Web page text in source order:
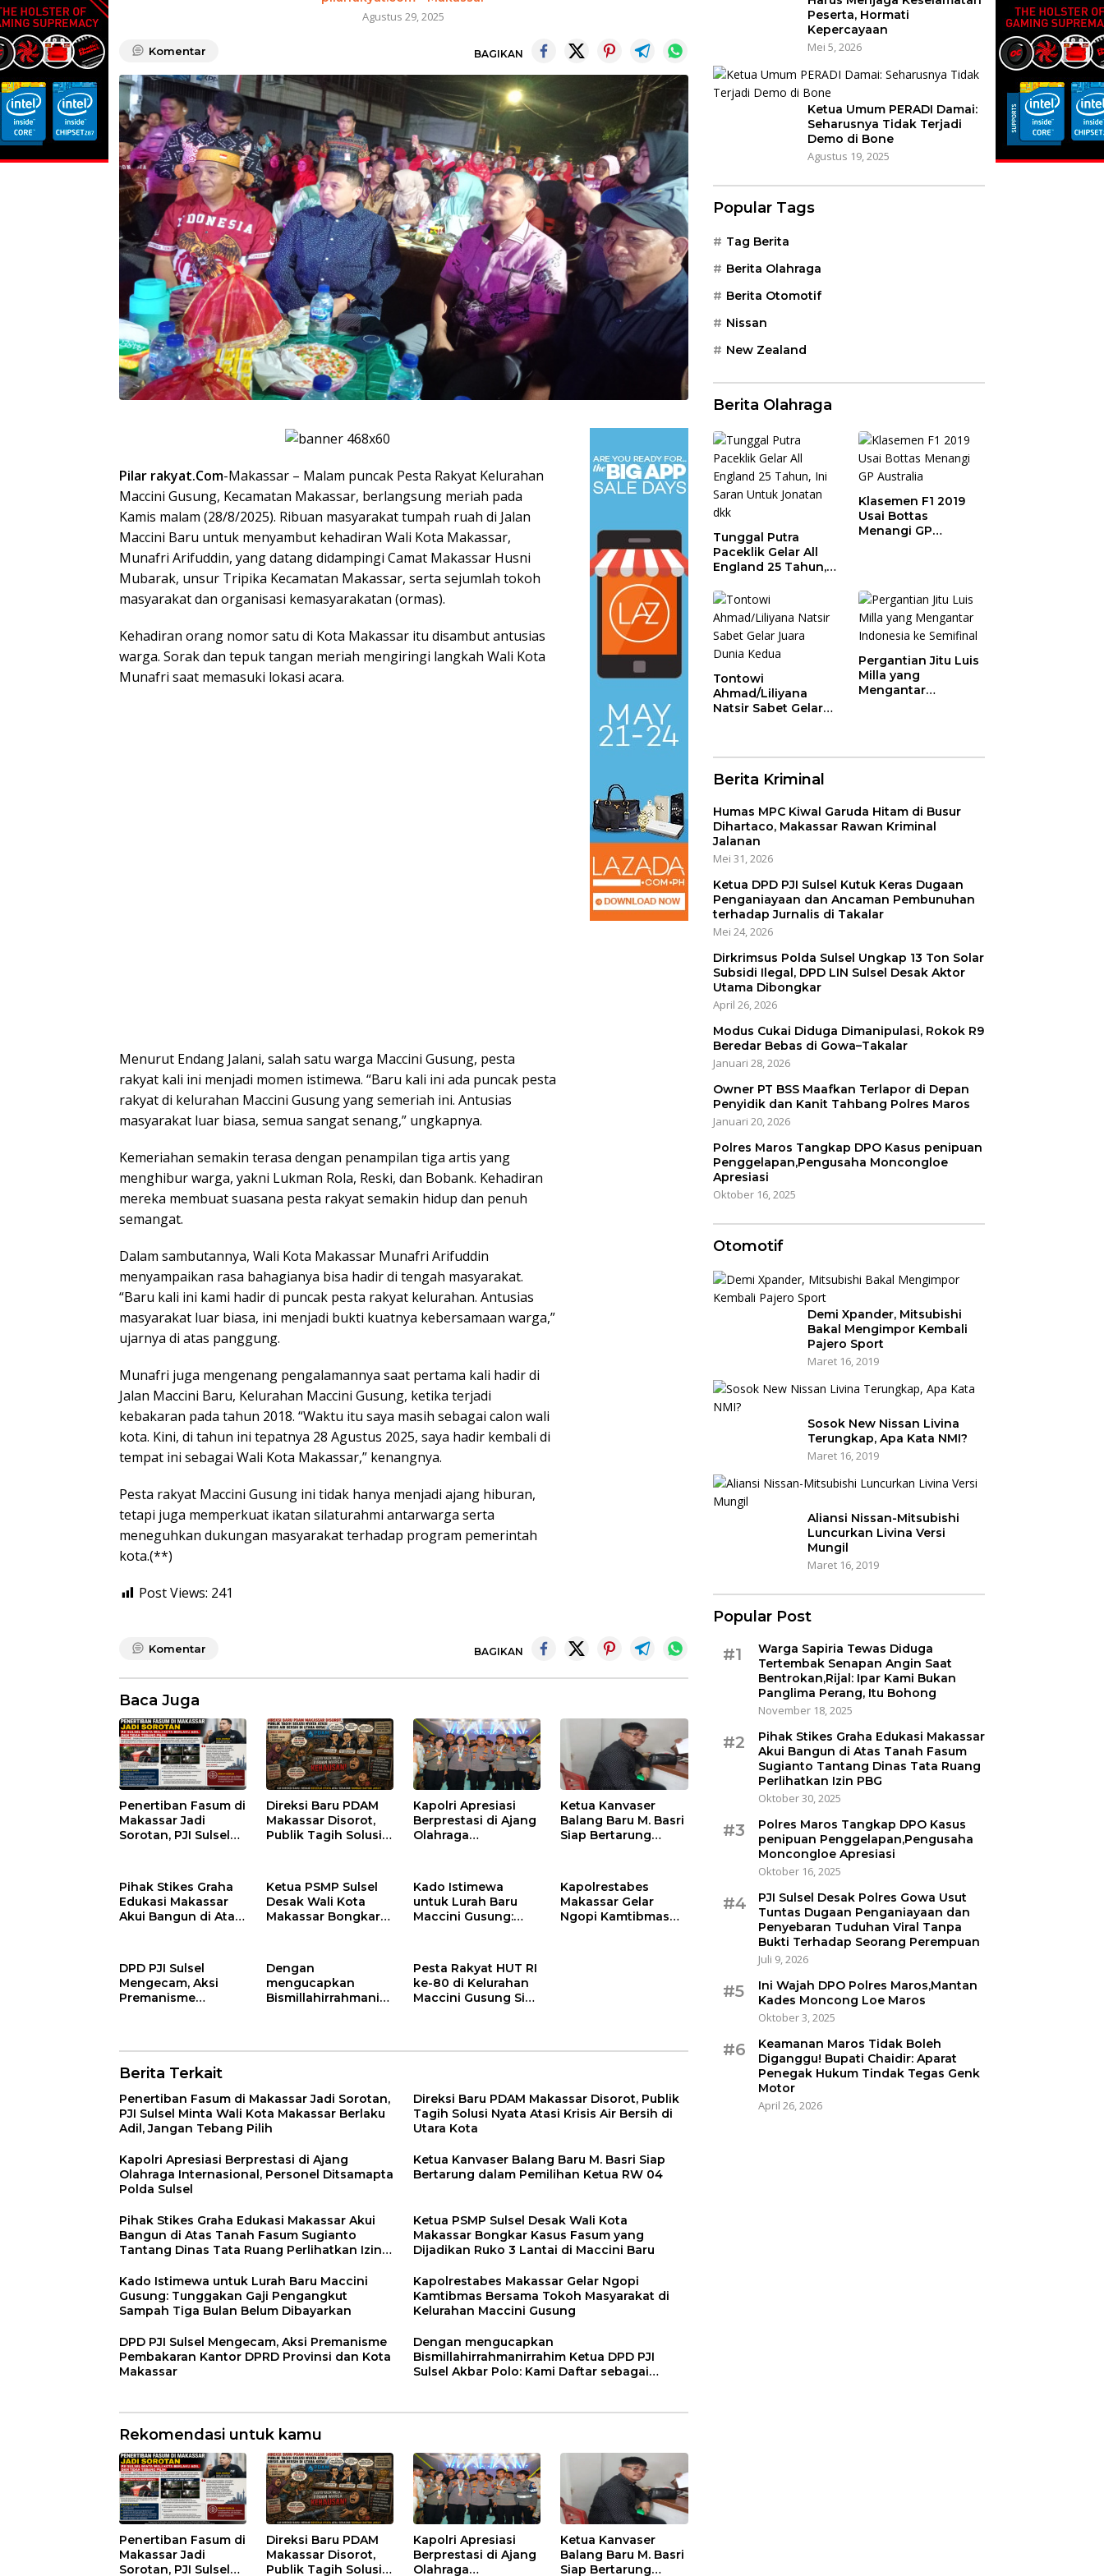
Agustus 29, 2025
Komentar BAGIKAN
Pilar rakyat.Com-Makassar – Malam puncak Pesta Rakyat Kelurahan
Maccini Gusung, Kecamatan Makassar, berlangsung meriah pada
Kamis malam (28/8/2025). Ribuan masyarakat tumpah ruah di Jalan
Maccini Baru untuk menyambut kehadiran Wali Kota Makassar,
Munafri Arifuddin, yang datang didampingi Camat Makassar Husni
Mubarak, unsur Tripika Kecamatan Makassar, serta sejumlah tokoh
masyarakat dan organisasi kemasyarakatan (ormas).
Kehadiran orang nomor satu di Kota Makassar itu disambut antusias
warga. Sorak dan tepuk tangan meriah mengiringi langkah Wali Kota
Munafri saat memasuki lokasi acara.
Menurut Endang Jalani, salah satu warga Maccini Gusung, pesta
rakyat kali ini menjadi momen istimewa. “Baru kali ini ada puncak pesta
rakyat di kelurahan Maccini Gusung yang semeriah ini. Antusias
masyarakat luar biasa, semua sangat senang,” ungkapnya.
Kemeriahan semakin terasa dengan penampilan tiga artis yang
menghibur warga, yakni Lukman Rola, Reski, dan Bobank. Kehadiran
mereka membuat suasana pesta rakyat semakin hidup dan penuh
semangat.
Dalam sambutannya, Wali Kota Makassar Munafri Arifuddin
menyampaikan rasa bahagianya bisa hadir di tengah masyarakat.
“Baru kali ini kami hadir di puncak pesta rakyat kelurahan. Antusias
masyarakat luar biasa, ini menjadi bukti kuatnya kebersamaan warga,”
ujarnya di atas panggung.
Munafri juga mengenang pengalamannya saat pertama kali hadir di
Jalan Maccini Baru, Kelurahan Maccini Gusung, ketika terjadi
kebakaran pada tahun 2018. “Waktu itu saya masih sebagai calon wali
kota. Kini, di tahun ini tepatnya 28 Agustus 2025, saya hadir kembali di
tempat ini sebagai Wali Kota Makassar,” kenangnya.
Pesta rakyat Maccini Gusung ini tidak hanya menjadi ajang hiburan,
tetapi juga memperkuat ikatan silaturahmi antarwarga serta
meneguhkan dukungan masyarakat terhadap program pemerintah
kota.(**)
Post Views: 241
Komentar BAGIKAN
Baca Juga
Penertiban Fasum di
Makassar Jadi
Sorotan, PJI Sulsel
Adil, Jangan Tebang
Pilih
Direksi Baru PDAM
Makassar Disorot,
Publik Tagih Solusi
Kapolri Apresiasi
Berprestasi di Ajang
Olahraga
Ditsamapta Polda
Sulsel
Ketua Kanvaser
Balang Baru M. Basri
Siap Bertarung
Pihak Stikes Graha
Edukasi Makassar
Akui Bangun di Atas
Dinas Tata Ruang
Perlihatkan Izin PBG
Ketua PSMP Sulsel
Desak Wali Kota
Makassar Bongkar
Lantai di Maccini
Baru
Kado Istimewa
untuk Lurah Baru
Maccini Gusung:
Sampah Tiga Bulan
Belum Dibayarkan
Kapolrestabes
Makassar Gelar
Ngopi Kamtibmas
DPD PJI Sulsel
Mengecam, Aksi
Premanisme
Dengan
mengucapkan
Bismillahirrahmanirr
Badan Pengawas PD
Pesta Rakyat HUT RI
ke-80 di Kelurahan
Maccini Gusung Siap
Berita Terkait
Penertiban Fasum di Makassar Jadi Sorotan,
PJI Sulsel Minta Wali Kota Makassar Berlaku
Adil, Jangan Tebang Pilih
Direksi Baru PDAM Makassar Disorot, Publik
Tagih Solusi Nyata Atasi Krisis Air Bersih di
Utara Kota
Kapolri Apresiasi Berprestasi di Ajang
Olahraga Internasional, Personel Ditsamapta
Polda Sulsel
Ketua Kanvaser Balang Baru M. Basri Siap
Bertarung dalam Pemilihan Ketua RW 04
Pihak Stikes Graha Edukasi Makassar Akui
Bangun di Atas Tanah Fasum Sugianto
Tantang Dinas Tata Ruang Perlihatkan Izin
Ketua PSMP Sulsel Desak Wali Kota
Makassar Bongkar Kasus Fasum yang
Dijadikan Ruko 3 Lantai di Maccini Baru
Kado Istimewa untuk Lurah Baru Maccini
Gusung: Tunggakan Gaji Pengangkut
Sampah Tiga Bulan Belum Dibayarkan
Kapolrestabes Makassar Gelar Ngopi
Kamtibmas Bersama Tokoh Masyarakat di
Kelurahan Maccini Gusung
DPD PJI Sulsel Mengecam, Aksi Premanisme
Pembakaran Kantor DPRD Provinsi dan Kota
Makassar
Dengan mengucapkan
Bismillahirrahmanirrahim Ketua DPD PJI
Sulsel Akbar Polo: Kami Daftar sebagai
Rekomendasi untuk kamu
Penertiban Fasum di
Makassar Jadi
Sorotan, PJI Sulsel
Direksi Baru PDAM
Makassar Disorot,
Publik Tagih Solusi
Kapolri Apresiasi
Berprestasi di Ajang
Olahraga
Ketua Kanvaser
Balang Baru M. Basri
Siap Bertarung
Peserta, Hormati
Kepercayaan
Mei 5, 2026
Ketua Umum PERADI Damai:
Seharusnya Tidak Terjadi
Demo di Bone
Agustus 19, 2025
Popular Tags
Tag Berita
Berita Olahraga
Berita Otomotif
Nissan
New Zealand
Berita Olahraga
Tunggal Putra
Paceklik Gelar All
England 25 Tahun,
Jonatan dkk
Klasemen F1 2019
Usai Bottas
Menangi GP
Tontowi
Ahmad/Liliyana
Natsir Sabet Gelar
Pergantian Jitu Luis
Milla yang
Mengantar
Berita Kriminal
Humas MPC Kiwal Garuda Hitam di Busur
Dihartaco, Makassar Rawan Kriminal
Jalanan
Mei 31, 2026
Ketua DPD PJI Sulsel Kutuk Keras Dugaan
Penganiayaan dan Ancaman Pembunuhan
terhadap Jurnalis di Takalar
Mei 24, 2026
Dirkrimsus Polda Sulsel Ungkap 13 Ton Solar
Subsidi Ilegal, DPD LIN Sulsel Desak Aktor
Utama Dibongkar
April 26, 2026
Modus Cukai Diduga Dimanipulasi, Rokok R9
Beredar Bebas di Gowa–Takalar
Januari 28, 2026
Owner PT BSS Maafkan Terlapor di Depan
Penyidik dan Kanit Tahbang Polres Maros
Januari 20, 2026
Polres Maros Tangkap DPO Kasus penipuan
Penggelapan,Pengusaha Moncongloe
Apresiasi
Oktober 16, 2025
Otomotif
Demi Xpander, Mitsubishi
Bakal Mengimpor Kembali
Pajero Sport
Maret 16, 2019
Sosok New Nissan Livina
Terungkap, Apa Kata NMI?
Maret 16, 2019
Aliansi Nissan-Mitsubishi
Luncurkan Livina Versi
Mungil
Maret 16, 2019
Popular Post
#1
Warga Sapiria Tewas Diduga
Tertembak Senapan Angin Saat
Bentrokan,Rijal: Ipar Kami Bukan
Panglima Perang, Itu Bohong
November 18, 2025
#2
Pihak Stikes Graha Edukasi Makassar
Akui Bangun di Atas Tanah Fasum
Sugianto Tantang Dinas Tata Ruang
Perlihatkan Izin PBG
Oktober 30, 2025
#3
Polres Maros Tangkap DPO Kasus
penipuan Penggelapan,Pengusaha
Moncongloe Apresiasi
Oktober 16, 2025
#4
PJI Sulsel Desak Polres Gowa Usut
Tuntas Dugaan Penganiayaan dan
Penyebaran Tuduhan Viral Tanpa
Bukti Terhadap Seorang Perempuan
Juli 9, 2026
#5
Ini Wajah DPO Polres Maros,Mantan
Kades Moncong Loe Maros
Oktober 3, 2025
#6
Keamanan Maros Tidak Boleh
Diganggu! Bupati Chaidir: Aparat
Penegak Hukum Tindak Tegas Genk
Motor
April 26, 2026